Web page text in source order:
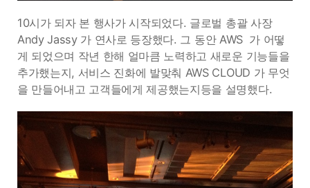
10시가 되자 본 행사가 시작되었다. 글로벌 총괄 사장
Andy Jassy 가 연사로 등장했다. 그 동안 AWS 가 어떻
게 되었으며 작년 한해 얼마큼 노력하고 새로운 기능들을
추가했는지, 서비스 진화에 발맞춰 AWS CLOUD 가 무엇
을 만들어내고 고객들에게 제공했는지등을 설명했다.